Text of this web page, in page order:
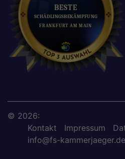
© 2026:
Kontakt
Impressum
info@fs-kammerjaeger.de
01579 2394250